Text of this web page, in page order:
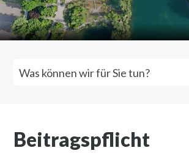
Suchbegriff
Beitragspflicht